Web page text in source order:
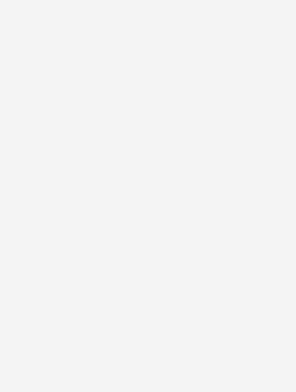
Ngay bây giờ, nếu bạn đang
chương trình ưu đãi, hãy để lại